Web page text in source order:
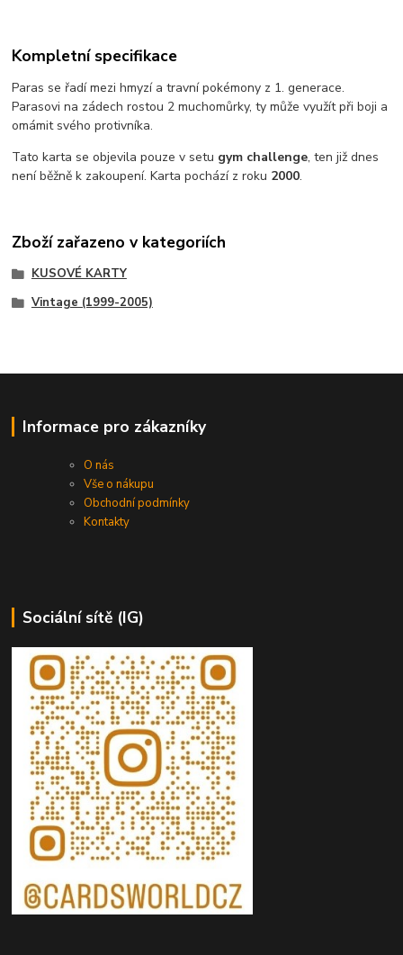
Kompletní specifikace
Paras se řadí mezi hmyzí a travní pokémony z 1. generace.
Parasovi na zádech rostou 2 muchomůrky, ty může využít při boji a
omámit svého protivníka.
Tato karta se objevila pouze v setu gym challenge, ten již dnes
není běžně k zakoupení. Karta pochází z roku 2000.
Zboží zařazeno v kategoriích
KUSOVÉ KARTY
Vintage (1999-2005)
Informace pro zákazníky
O nás
Vše o nákupu
Obchodní podmínky
Kontakty
Sociální sítě (IG)